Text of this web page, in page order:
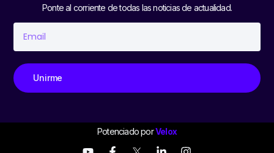
Ponte al corriente de todas las noticias de actualidad.
Unirme
Potenciado porVelox